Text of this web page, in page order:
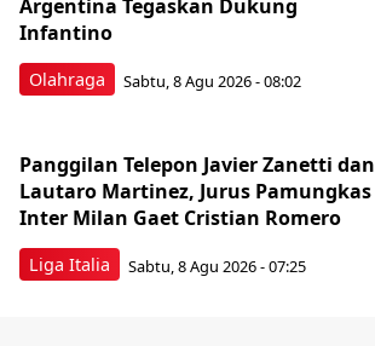
Olahraga
Argentina Tegaskan Dukung
Infantino
Sabtu, 8 Agu 2026 - 08:02
Liga Italia
Panggilan Telepon Javier Zanetti dan
Lautaro Martinez, Jurus Pamungkas
Inter Milan Gaet Cristian Romero
Sabtu, 8 Agu 2026 - 07:25